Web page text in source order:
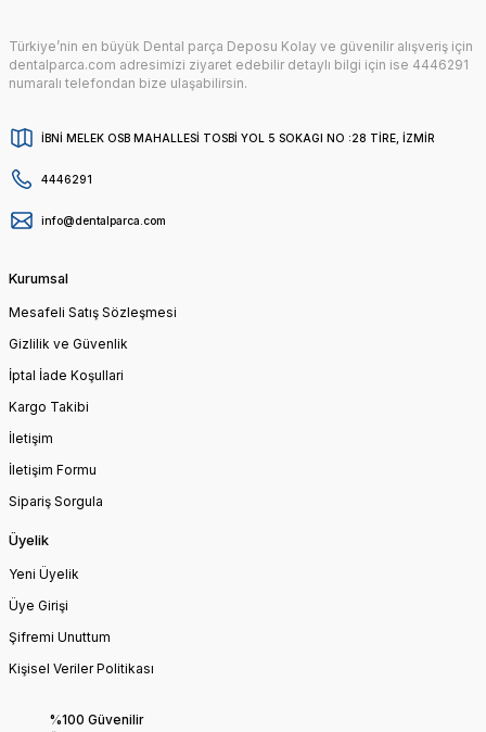
Türkiye’nin en büyük Dental parça Deposu Kolay ve güvenilir alışveriş için
dentalparca.com adresimizi ziyaret edebilir detaylı bilgi için ise 4446291
numaralı telefondan bize ulaşabilirsin.
İBNİ MELEK OSB MAHALLESİ TOSBİ YOL 5 SOKAGI NO :28 TİRE, İZMİR
4446291
info@dentalparca.com
Kurumsal
Mesafeli Satış Sözleşmesi
Gizlilik ve Güvenlik
İptal İade Koşullari
Kargo Takibi
İletişim
İletişim Formu
Sipariş Sorgula
Üyelik
Yeni Üyelik
Üye Girişi
Şifremi Unuttum
Kişisel Veriler Politikası
%100 Güvenilir